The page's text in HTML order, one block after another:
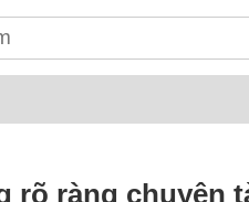
rõ ràng chuyện